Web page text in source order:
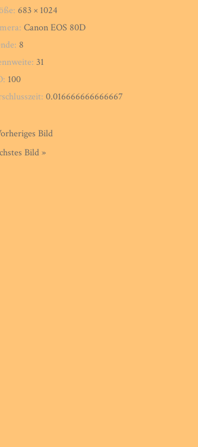
683 × 1024
Canon EOS 80D
8
31
100
0.016666666666667
Bild
Bild »